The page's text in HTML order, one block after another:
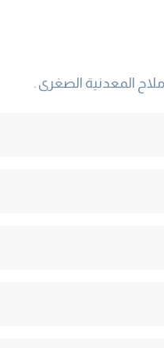
المعدنية الصغرى .